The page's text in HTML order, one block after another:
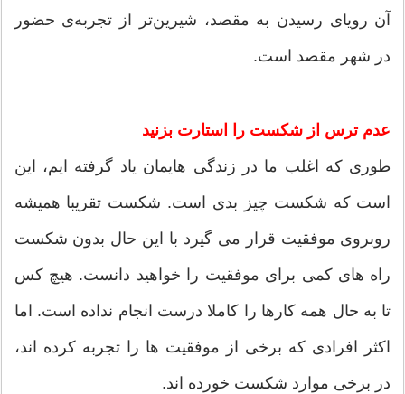
آن رویای رسیدن به مقصد، شیرین‌تر از تجربه‌ی حضور
در شهر مقصد است.
عدم ترس از شکست را استارت بزنید
طوری که اغلب ما در زندگی هایمان یاد گرفته ایم، این
است که شکست چیز بدی است. شکست تقریبا همیشه
روبروی موفقیت قرار می گیرد با این حال بدون شکست
راه های کمی برای موفقیت را خواهید دانست. هیچ کس
تا به حال همه کارها را کاملا درست انجام نداده است. اما
اکثر افرادی که برخی از موفقیت ها را تجربه کرده اند،
در برخی موارد شکست خورده اند.